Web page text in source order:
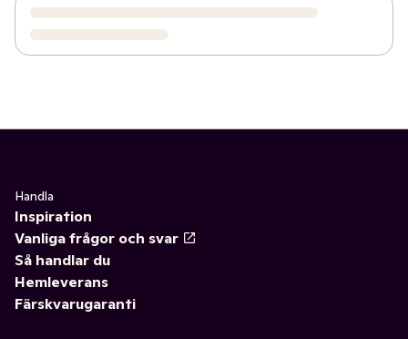
Handla
Inspiration
Vanliga frågor och svar
Så handlar du
Hemleverans
Färskvarugaranti